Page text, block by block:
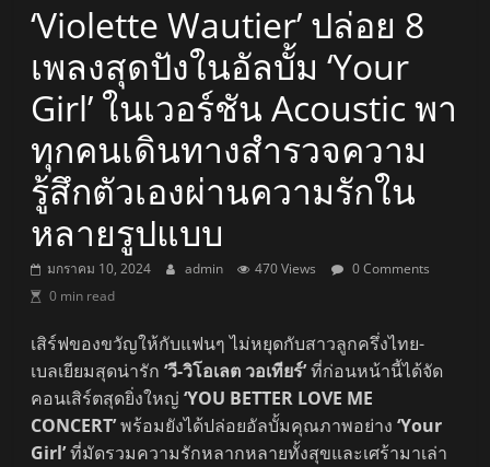
‘Violette Wautier’ ปล่อย 8
เพลงสุดปังในอัลบั้ม ‘Your
Girl’ ในเวอร์ชัน Acoustic พา
ทุกคนเดินทางสำรวจความ
รู้สึกตัวเองผ่านความรักใน
หลายรูปแบบ
มกราคม 10, 2024 admin 470 Views
0 Comments
0 min read
เสิร์ฟของขวัญให้กับแฟนๆ ไม่หยุดกับสาวลูกครึ่งไทย-
เบลเยียมสุดน่ารัก‘วี-วิโอเลต วอเทียร์’ที่ก่อนหน้านี้ได้จัด
คอนเสิร์ตสุดยิ่งใหญ่‘YOU BETTER LOVE ME
CONCERT’พร้อมยังได้ปล่อยอัลบั้มคุณภาพอย่าง‘Your
Girl’ที่มัดรวมความรักหลากหลายทั้งสุขและเศร้ามาเล่า